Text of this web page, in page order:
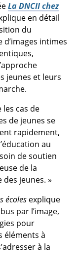
La DNCII chez
en détail
du
intimes
jeunes et leurs
cas de
de jeunes se
rapidement,
au
de soutien
de la
jeunes. »
écoles explique
par l’image,
pour
éléments à
à la